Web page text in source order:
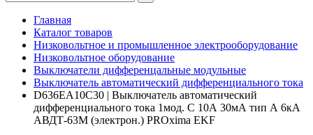
Главная
Каталог товаров
Низковольтное и промышленное электрооборудование
Низковольтное оборудование
Выключатели дифференцальные модульные
Выключатель автоматический дифференциального тока
D636EA10C30 | Выключатель автоматический
дифференциального тока 1мод. C 10А 30мА тип А 6кА
АВДТ-63М (электрон.) PROxima EKF